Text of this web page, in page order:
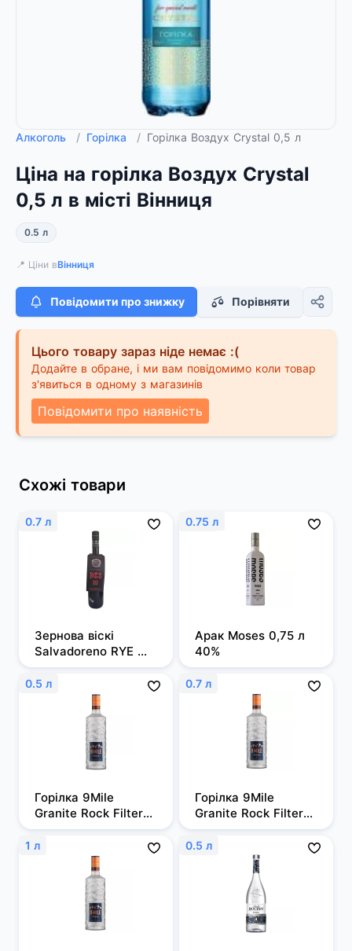
Алкоголь / Горілка / Горілка Воздух Crystal 0,5 л
Ціна на горілка Воздух Crystal
0,5 л в місті Вінниця
0.5 л
📍 Ціни вВінниця
Повідомити про знижку Порівняти
Цього товару зараз ніде немає :(
Додайте в обране, і ми вам повідомимо коли товар
з'явиться в одному з магазинів
Повідомити про наявність
Схожі товари
0.7 л
Зернова віскі
Salvadoreno RYE
0,7л 50%
0.75 л
Арак Moses 0,75 л
40%
0.5 л
Горілка 9Mile
Granite Rock Filtered
0,5л, 37,5%
0.7 л
Горілка 9Mile
Granite Rock Filtered
0,7 л, 37,5%
1 л 0.5 л